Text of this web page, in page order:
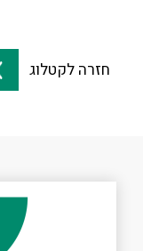
חזרה לקטלוג